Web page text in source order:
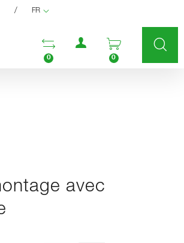
/ FR
Ouvrir la liste
0
Menu utilisateur
Ouvrir le
0
avec